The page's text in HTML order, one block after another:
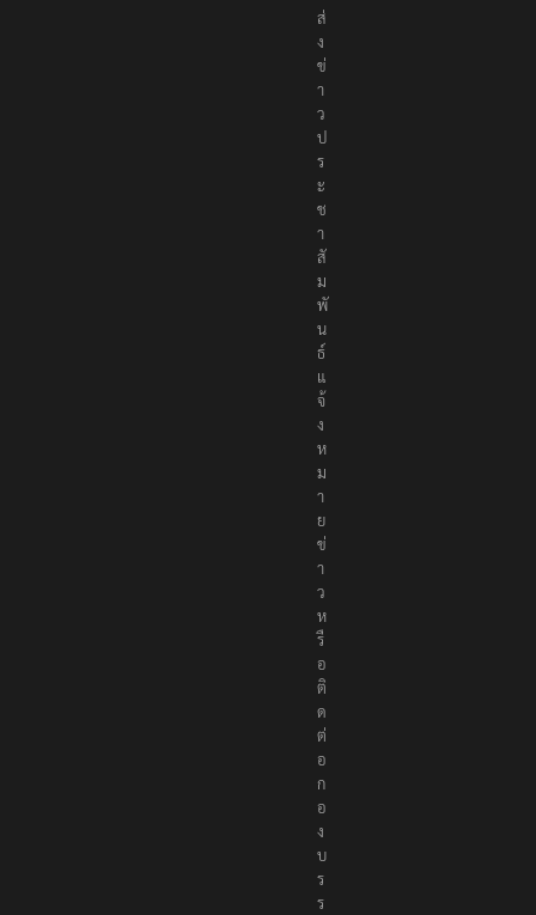
ส่
ง
ข่
า
ว
ป
ร
ะ
ช
า
สั
ม
พั
น
ธ์
แ
จ้
ง
ห
ม
า
ย
ข่
า
ว
ห
รื
อ
ติ
ด
ต่
อ
ก
อ
ง
บ
ร
ร